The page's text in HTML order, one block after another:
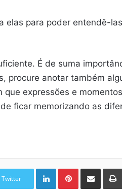
elas para poder entendê-
É de suma
procure anotar também
expressões e
ficar memorizando as
Twitter
LinkedinPinterest
Compartilhar via e-mail